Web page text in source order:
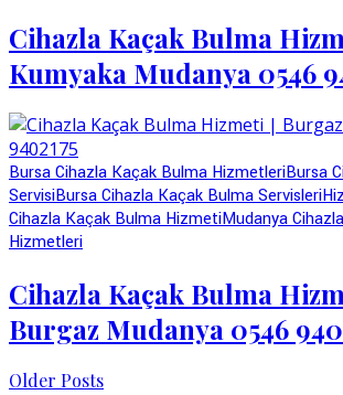
Cihazla Kaçak Bulma
Kumyaka Mudanya 0546
Bursa Cihazla Kaçak Bulma HizmetleriBursa
ServisiBursa Cihazla Kaçak Bulma Servisleri
Cihazla Kaçak Bulma HizmetiMudanya
Hizmetleri
Cihazla Kaçak Bulma
Burgaz Mudanya 0546
Older Posts